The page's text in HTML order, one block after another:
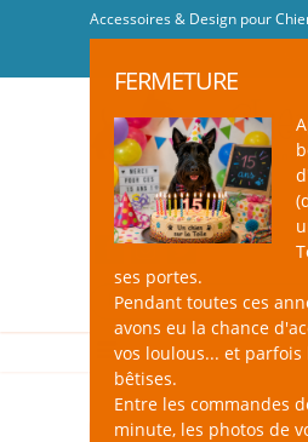
Accessoires & Design pour
FERMETURE
ses portes.
Pendant toutes ces
avons eu la chance
vos loulous... et
bêtises.
Entre les commandes
minute, les photos de